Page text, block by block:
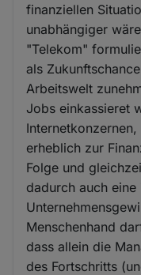
finanziellen
unabhängiger
"Telekom"
als
Arbeitswelt
Jobs einkassieret
erheblich zur
Folge und
dadurch auch
Menschenhand
dass allein die
des Fortschritts